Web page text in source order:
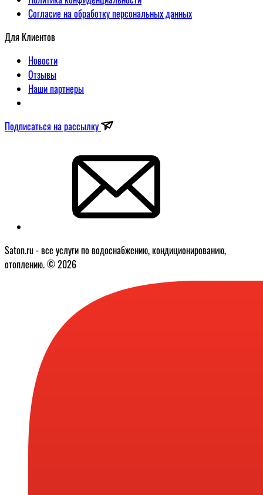
Согласие на обработку персональных данных
Для Клиентов
Новости
Отзывы
Наши партнеры
Подписаться на рассылку
Saton.ru - все услуги по водоснабжению, кондиционированию,
отоплению. © 2026